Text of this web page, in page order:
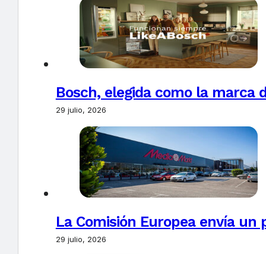
Bosch, elegida como la marca
29 julio, 2026
La Comisión Europea envía un
29 julio, 2026